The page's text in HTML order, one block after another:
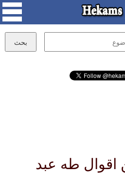
اقوال طه عبد